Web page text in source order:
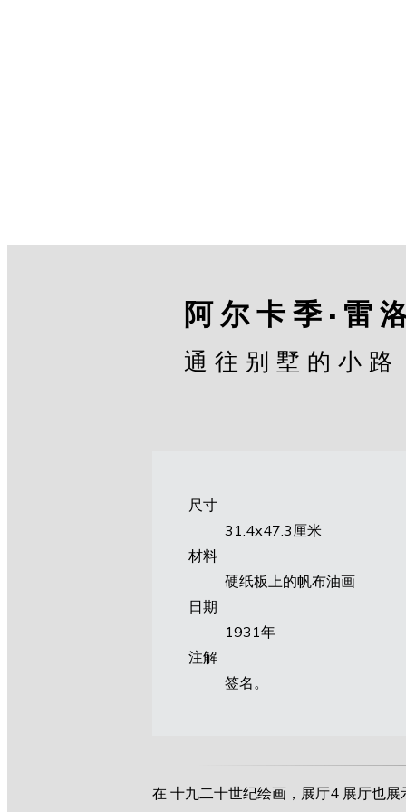
阿尔卡季·雷
通往别墅的小路
尺寸
31.4х47.3厘米
材料
硬纸板上的帆布油画
日期
1931年
注解
签名。
在 十九二十世纪绘画，展厅4 展厅也展